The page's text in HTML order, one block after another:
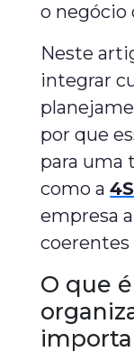
o negócio
Neste
integrar
por que
para uma
como a
empresa
coerentes
O que